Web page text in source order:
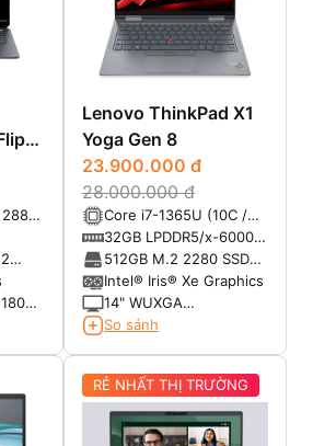
10
Lenovo ThinkPad X1
Yoga Gen 8
23.900.000 đ
28.000.000 đ
Core i7-1365U (10C /
12T, up to 3.9GHz,
12MB Cache)
32GB LPDDR5/x-6000
soldered memory, not
upgradable
512GB M.2 2280 SSD
PCIe® NVMe®, PCIe®
4.0
Intel® Iris® Xe Graphics
14" WUXGA
(1920x1200), Multi-
1000:1, 100% sRGB
So sánh
RẺ NHẤT THỊ TRƯỜNG